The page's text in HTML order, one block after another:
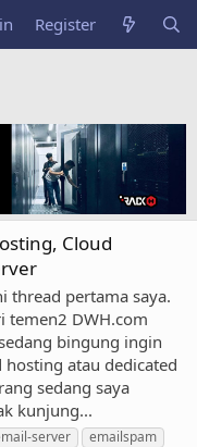
Register
Cloud
thread pertama saya.
temen2 DWH.com
bingung ingin
atau dedicated
sedang saya
kunjung...
server
emailspam